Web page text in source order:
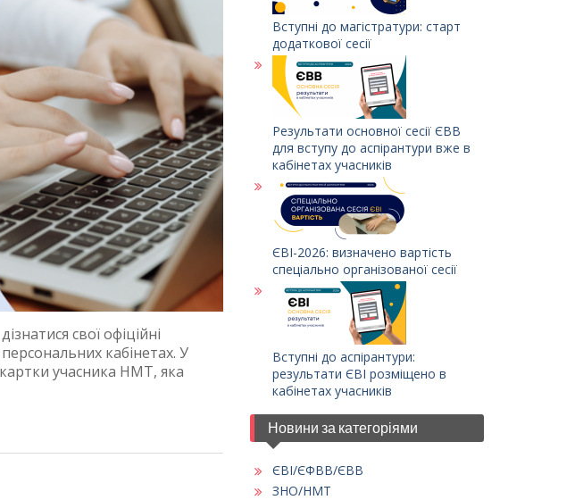
свої офіційні
кабінетах. У
учасника НМТ, яка
Вступні до магістратури: старт
додаткової сесії
Результати основної сесії ЄВВ
для вступу до аспірантури вже в
кабінетах учасників
ЄВІ-2026: визначено вартість
спеціально організованої сесії
Вступні до аспірантури:
результати ЄВІ розміщено в
кабінетах учасників
Новини за категоріями
ЄВІ/ЄФВВ/ЄВВ
ЗНО/НМТ